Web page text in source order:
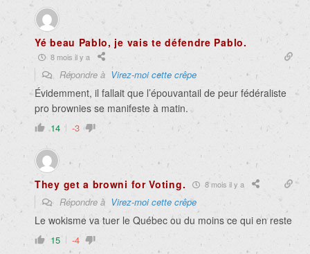
Yé beau Pablo, je vais te défendre Pablo.
8 mois il y a
Répondre à Virez-moi cette crêpe
Évidemment, il fallait que l’épouvantail de peur fédéraliste
pro brownies se manifeste à matin.
14 -3
They get a browni for Voting. 8 mois il y a
Répondre à Virez-moi cette crêpe
Le wokisme va tuer le Québec ou du moins ce qui en reste
15 -4